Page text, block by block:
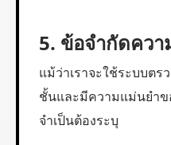
5. ข้อจำกัดควา
แม้ว่าเราจะใช้ระบบต
ชั้นและมีความแม่นยำข
จำเป็นต้องระบุ